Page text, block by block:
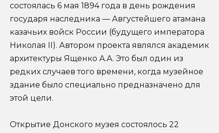
состоялась 6 мая 1894 года в день рождения
государя наследника — Августейшего атамана
казачьих войск России (будущего императора
Николая II). Автором проекта являлся академик
архитектуры Ященко А.А. Это был один из
редких случаев того времени, когда музейное
здание было специально предназначено для
этой цели.
Открытие Донского музея состоялось 22